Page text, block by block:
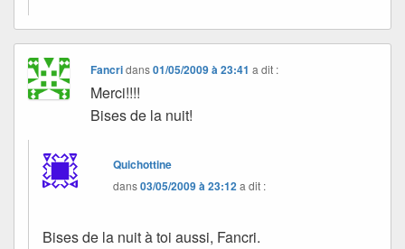
Fancridans01/05/2009 à 23:41 a dit :
Merci!!!!
Bises de la nuit!
Quichottine
dans03/05/2009 à 23:12a dit :
Bises de la nuit à toi aussi, Fancri.